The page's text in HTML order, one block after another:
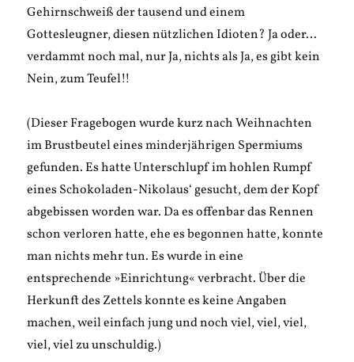
Gehirnschweiß der tausend und einem
Gottesleugner, diesen nützlichen Idioten? Ja oder…
verdammt noch mal, nur Ja, nichts als Ja, es gibt kein
Nein, zum Teufel!!
(Dieser Fragebogen wurde kurz nach Weihnachten
im Brustbeutel eines minderjährigen Spermiums
gefunden. Es hatte Unterschlupf im hohlen Rumpf
eines Schokoladen-Nikolaus‘ gesucht, dem der Kopf
abgebissen worden war. Da es offenbar das Rennen
schon verloren hatte, ehe es begonnen hatte, konnte
man nichts mehr tun. Es wurde in eine
entsprechende »Einrichtung« verbracht. Über die
Herkunft des Zettels konnte es keine Angaben
machen, weil einfach jung und noch viel, viel, viel,
viel, viel zu unschuldig.)